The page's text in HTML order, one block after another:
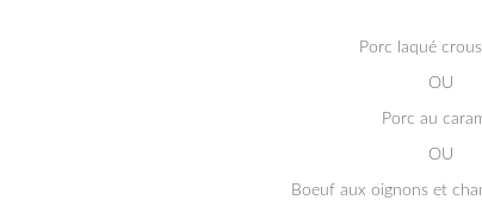
Porc laqué
OU
Porc au
OU
Boeuf aux oignons et